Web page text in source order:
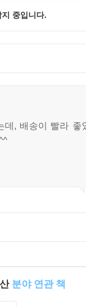
중입니다.
데, 배송이 빨라 좋
분야 연관 책